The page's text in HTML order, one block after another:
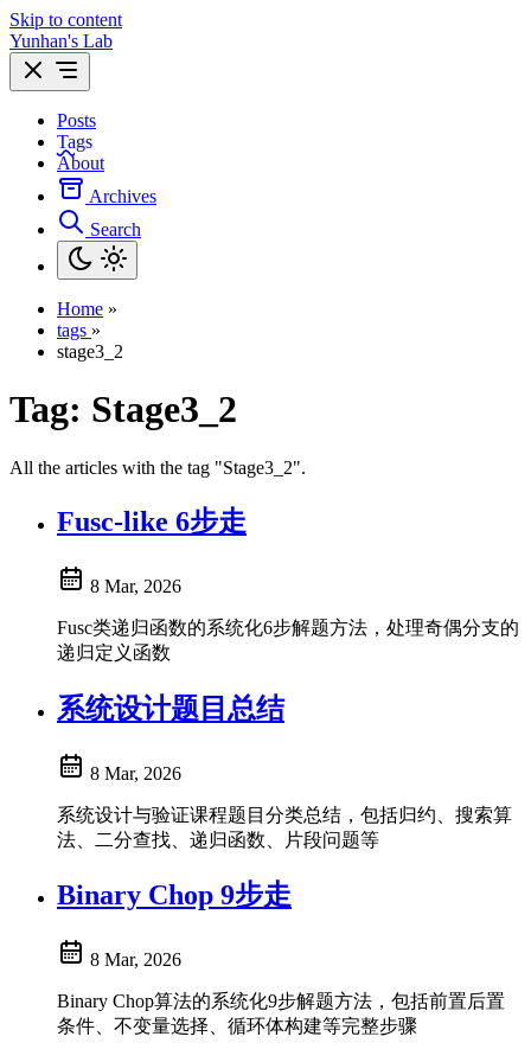
Skip to content
Yunhan's Lab
Posts
Tags
About
Archives
Search
Home »
tags »
stage3_2
Tag: Stage3_2
All the articles with the tag "Stage3_2".
Fusc-like 6步走
8 Mar, 2026
Fusc类递归函数的系统化6步解题方法，处理奇偶分支的
递归定义函数
系统设计题目总结
8 Mar, 2026
系统设计与验证课程题目分类总结，包括归约、搜索算
法、二分查找、递归函数、片段问题等
Binary Chop 9步走
8 Mar, 2026
Binary Chop算法的系统化9步解题方法，包括前置后置
条件、不变量选择、循环体构建等完整步骤